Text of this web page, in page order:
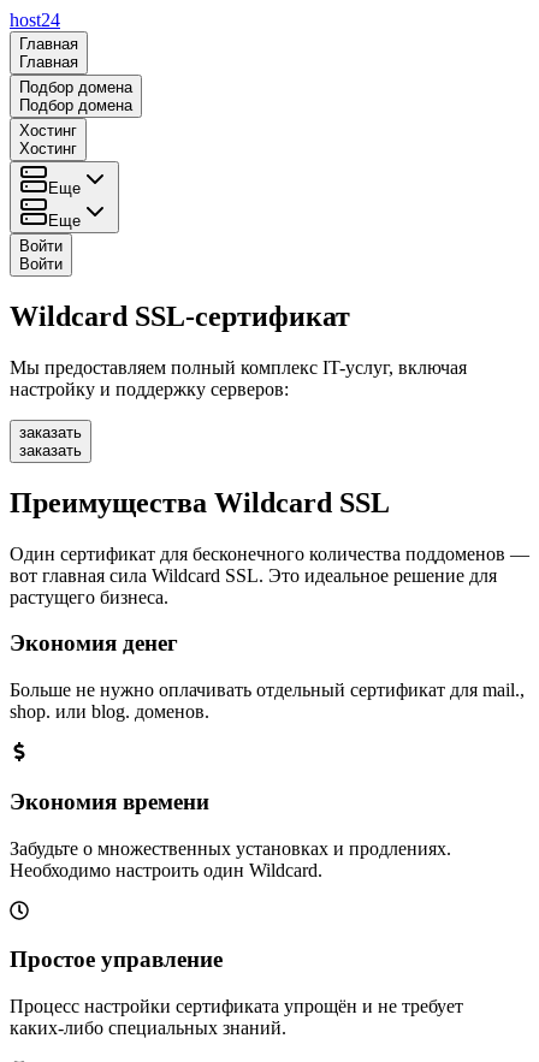
host24
Главная
Главная
Подбор домена
Подбор домена
Хостинг
Хостинг
Еще
Еще
Войти
Войти
Wildcard SSL-сертификат
Мы предоставляем полный комплекс IT-услуг, включая
настройку и поддержку серверов:
заказать
заказать
Преимущества Wildcard SSL
Один сертификат для бесконечного количества поддоменов —
вот главная сила Wildcard SSL. Это идеальное решение для
растущего бизнеса.
Экономия денег
Больше не нужно оплачивать отдельный сертификат для mail.,
shop. или blog. доменов.
Экономия времени
Забудьте о множественных установках и продлениях.
Необходимо настроить один Wildcard.
Простое управление
Процесс настройки сертификата упрощён и не требует
каких‑либо специальных знаний.